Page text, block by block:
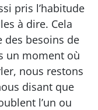
pris l’habitude
à dire. Cela
des besoins de
un moment où
nous restons
disant que
l’un ou